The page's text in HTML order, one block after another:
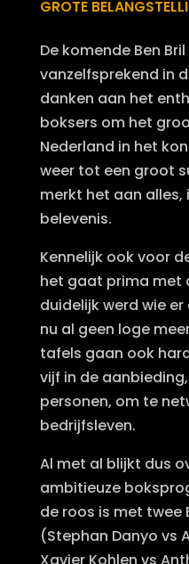
GROTE
De komende Ben
vanzelfsprekend in
danken aan het
boksers om het
Nederland in het
weer tot een groot
merkt het aan alles,
belevenis.
Kennelijk ook voor
het gaat prima met
duidelijk werd wie
nu al geen loge
tafels gaan ook
vijf in de
personen, om te
bedrijfsleven.
Al met al blijkt dus
ambitieuze
de roos is met
(Stephan Danyo vs